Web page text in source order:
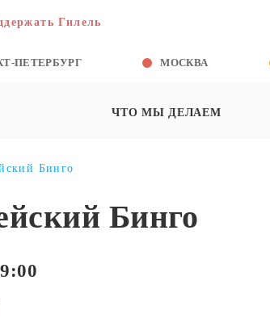
Гилель
ПЕТЕРБУРГ МОСКВА
ЧТО МЫ ДЕЛАЕМ
Бинго
Бинго